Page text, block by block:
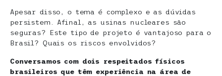
Apesar disso, o tema é complexo e as dúvidas
persistem. Afinal, as usinas nucleares são
seguras? Este tipo de projeto é vantajoso para o
Brasil? Quais os riscos envolvidos?
Conversamos com dois respeitados físicos
brasileiros que têm experiência na área de